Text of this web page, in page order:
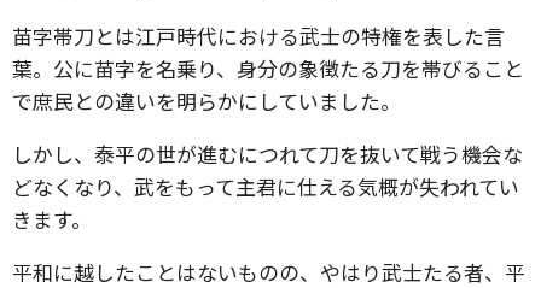
苗字帯刀とは江戸時代における武士の特権を表した言
葉。公に苗字を名乗り、身分の象徴たる刀を帯びること
で庶民との違いを明らかにしていました。
しかし、泰平の世が進むにつれて刀を抜いて戦う機会な
どなくなり、武をもって主君に仕える気概が失われてい
きます。
平和に越したことはないものの、やはり武士たる者、平